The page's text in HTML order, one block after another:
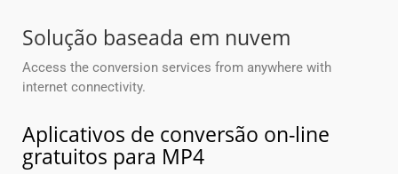
Solução baseada em nuvem
Access the conversion services from anywhere with
internet connectivity.
Aplicativos de conversão on-line
gratuitos para MP4